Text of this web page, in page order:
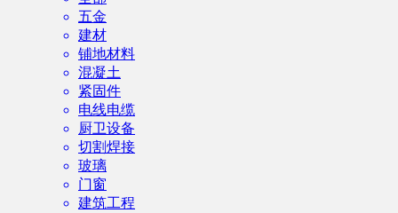
五金
建材
铺地材料
混凝土
紧固件
电线电缆
厨卫设备
切割焊接
玻璃
门窗
建筑工程